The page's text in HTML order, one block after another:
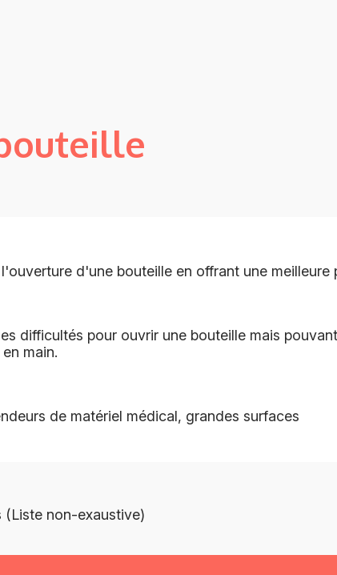
d'une bouteille en offrant une meilleure
difficultés pour ouvrir une bouteille mais
main.
de matériel médical, grandes surfaces
(Liste non-exaustive)